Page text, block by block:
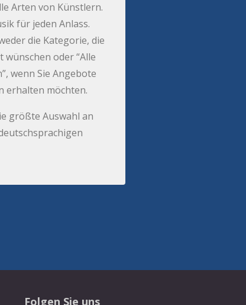
Arten von Künstlern.
für jeden Anlass.
die Kategorie, die
wünschen oder “Alle
wenn Sie Angebote
erhalten möchten.
größte Auswahl an
Folgen Sie uns